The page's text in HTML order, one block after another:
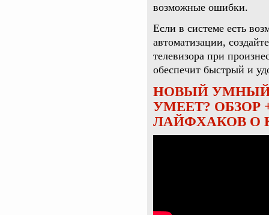
возможные ошибки.
Если в системе есть
автоматизации,
телевизора при
обеспечит быстрый и
НОВЫЙ УМНЫЙ
УМЕЕТ? ОБЗОР
ЛАЙФХАКОВ О